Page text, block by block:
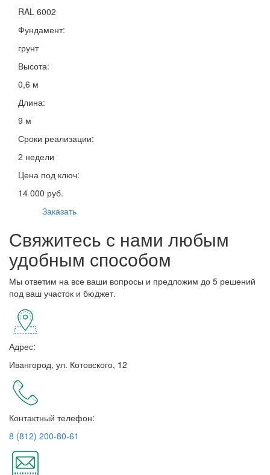
RAL 6002
Фундамент:
грунт
Высота:
0,6 м
Длина:
9 м
Сроки реализации:
2 недели
Цена под ключ:
14 000 руб.
Заказать
Свяжитесь с нами любым
удобным способом
Мы ответим на все ваши вопросы и предложим до 5 решений
под ваш участок и бюджет.
Адрес:
Ивангород, ул. Котовского, 12
Контактный телефон:
8 (812) 200-80-61